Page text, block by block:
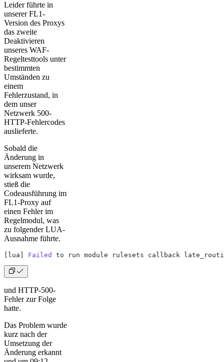
Leider führte in
unserer FL1-
Version des Proxys
das zweite
Deaktivieren
unseres WAF-
Regeltesttools unter
bestimmten
Umständen zu
einem
Fehlerzustand, in
dem unser
Netzwerk 500-
HTTP-Fehlercodes
auslieferte.
Sobald die
Änderung in
unserem Netzwerk
wirksam wurde,
stieß die
Codeausführung im
FL1-Proxy auf
einen Fehler im
Regelmodul, was
zu folgender LUA-
Ausnahme führte.
[lua] Failed to run module rulesets callback
und HTTP-500-
Fehler zur Folge
hatte.
Das Problem wurde
kurz nach der
Umsetzung der
Änderung erkannt